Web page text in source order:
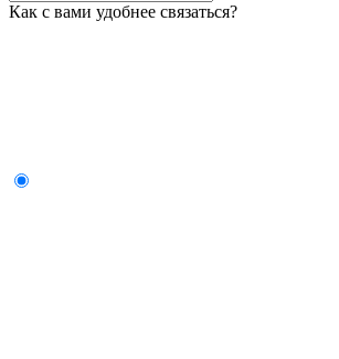
Как с вами удобнее связаться?